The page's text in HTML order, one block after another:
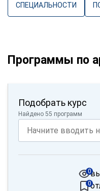
СПЕЦИАЛЬНОСТИ
Программы по
Подобрать курс
Найдено 55 программ
0
0